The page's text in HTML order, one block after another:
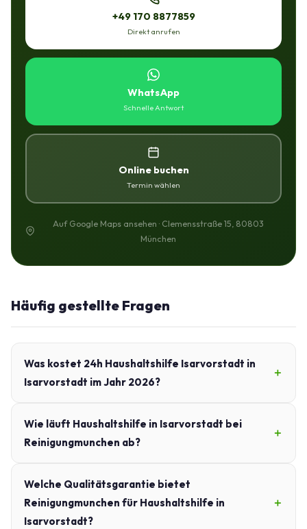
+49 170 8877859
Direkt anrufen
WhatsApp
Schnelle Antwort
Online buchen
Termin wählen
Auf Google Maps ansehen · Clemensstraße 15, 80803
München
Häufig gestellte Fragen
Was kostet 24h Haushaltshilfe Isarvorstadt in
Isarvorstadt im Jahr 2026?
Wie läuft Haushaltshilfe in Isarvorstadt bei
Reinigungmunchen ab?
Welche Qualitätsgarantie bietet
Reinigungmunchen für Haushaltshilfe in
Isarvorstadt?